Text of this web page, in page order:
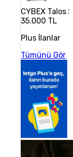
CYBEX Talos
35.000 TL
Plus İlanlar
Tümünü Gör